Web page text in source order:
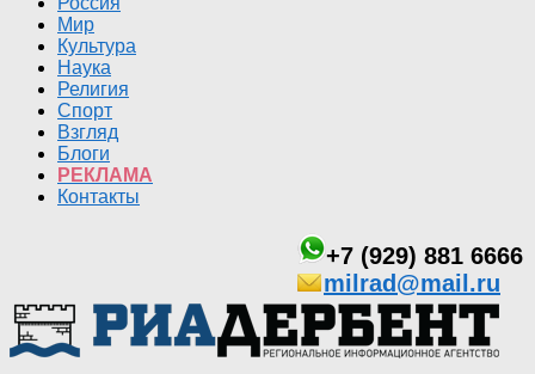
Мир
Культура
Наука
Религия
Спорт
Взгляд
Блоги
РЕКЛАМА
Контакты
+7 (929) 881 6666
milrad@mail.ru